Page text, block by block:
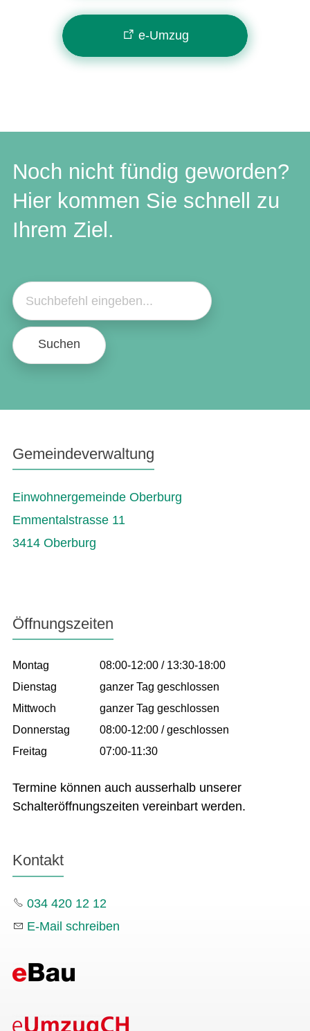
e-Umzug
Noch nicht fündig geworden?
Hier kommen Sie schnell zu
Ihrem Ziel.
Suchen
Gemeindeverwaltung
Einwohnergemeinde Oberburg
Emmentalstrasse 11
3414 Oberburg
Öffnungszeiten
Montag
08:00-12:00 / 13:30-18:00
Dienstag
ganzer Tag geschlossen
Mittwoch
ganzer Tag geschlossen
Donnerstag
08:00-12:00 / geschlossen
Freitag
07:00-11:30
Termine können auch ausserhalb unserer
Schalteröffnungszeiten vereinbart werden.
Kontakt
034 420 12 12
E-Mail schreiben